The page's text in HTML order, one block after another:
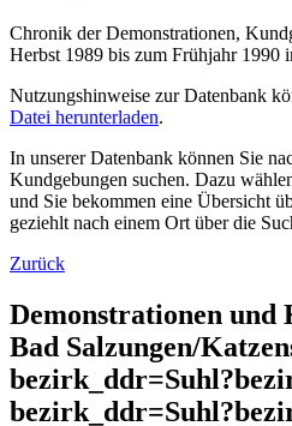
Chronik der Demonstrationen,
Herbst 1989 bis zum Frühjahr 1990
Nutzungshinweise zur Datenbank
Datei herunterladen.
In unserer Datenbank können Sie
Kundgebungen suchen. Dazu
und Sie bekommen eine Übersicht
geziehlt nach einem Ort über die
Zurück
Demonstrationen und
Bad Salzungen/